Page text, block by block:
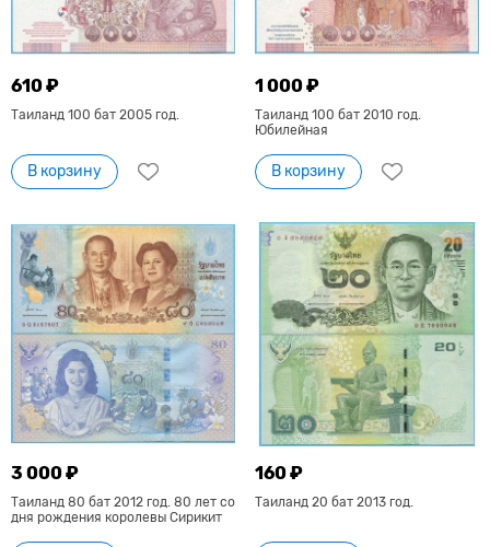
610 ₽
Таиланд 100 бат 2005 год.
В корзину
1 000 ₽
Таиланд 100 бат 2010 год.
Юбилейная
В корзину
3 000 ₽
Таиланд 80 бат 2012 год. 80 лет со
дня рождения королевы Сирикит
160 ₽
Таиланд 20 бат 2013 год.